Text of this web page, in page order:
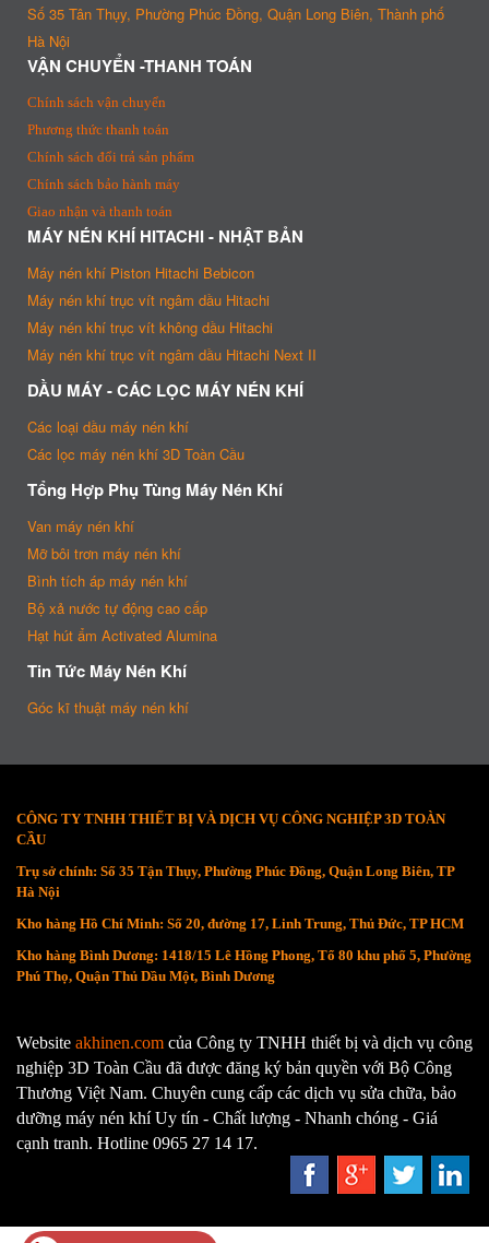
Số 35 Tân Thụy, Phường Phúc Đồng, Quận Long Biên, Thành phố
Hà Nội
VẬN CHUYỂN -THANH TOÁN
Chính sách vận chuyển
Phương thức thanh toán
Chính sách đổi trả sản phẩm
Chính sách bảo hành máy
Giao nhận và thanh toán
MÁY NÉN KHÍ HITACHI - NHẬT BẢN
Máy nén khí Piston Hitachi Bebicon
Máy nén khí trục vít ngâm dầu Hitachi
Máy nén khí trục vít không dầu Hitachi
Máy nén khí trục vít ngâm dầu Hitachi Next II
DẦU MÁY - CÁC LỌC MÁY NÉN KHÍ
Các loại dầu máy nén khí
Các lọc máy nén khí 3D Toàn Cầu
Tổng Hợp Phụ Tùng Máy Nén Khí
Van máy nén khí
Mỡ bôi trơn máy nén khí
Bình tích áp máy nén khí
Bộ xả nước tự động cao cấp
Hạt hút ẩm Activated Alumina
Tin Tức Máy Nén Khí
Góc kĩ thuật máy nén khí
CÔNG TY TNHH THIẾT BỊ VÀ DỊCH VỤ CÔNG NGHIỆP 3D TOÀN
CẦU
Trụ sở chính: Số 35 Tận Thụy, Phường Phúc Đồng, Quận Long Biên, TP
Hà Nội
Kho hàng Hồ Chí Minh: Số 20, đường 17, Linh Trung, Thủ Đức, TP HCM
Kho hàng Bình Dương: 1418/15 Lê Hồng Phong, Tổ 80 khu phố 5, Phường
Phú Thọ, Quận Thủ Dầu Một, Bình Dương
Website akhinen.com của Công ty TNHH thiết bị và dịch vụ công
nghiệp 3D Toàn Cầu đã được đăng ký bản quyền với Bộ Công
Thương Việt Nam. Chuyên cung cấp các dịch vụ sửa chữa, bảo
dưỡng máy nén khí Uy tín - Chất lượng - Nhanh chóng - Giá
cạnh tranh. Hotline 0965 27 14 17.